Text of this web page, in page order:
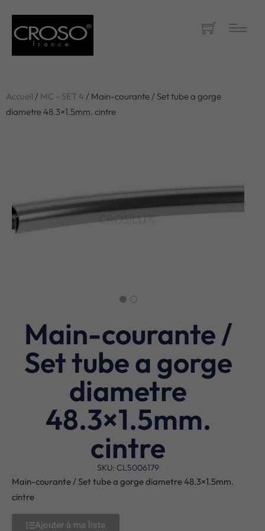
Accueil / MC - SET 4 / Main-courante / Set tube a gorge
diametre 48.3×1.5mm. cintre
Main-courante /
Set tube a gorge
diametre
48.3×1.5mm.
cintre
SKU: CL5006179
Main-courante / Set tube a gorge diametre 48.3×1.5mm.
cintre
Ajouter à ma liste